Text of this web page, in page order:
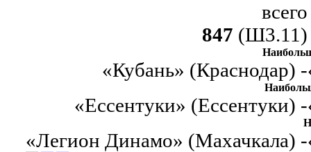
всего
847 (Ш3.11)
«Кубань» (Краснодар) -
«Ессентуки» (Ессентуки) -
«Легион Динамо» (Махачкала) -